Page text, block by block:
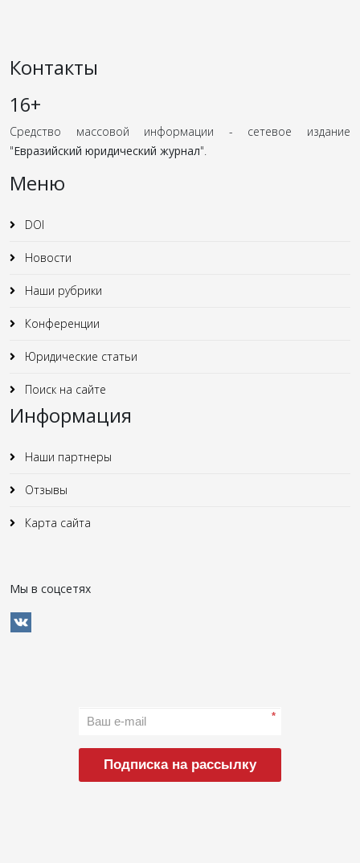
Контакты
16+
Средство массовой информации - сетевое издание
"Евразийский юридический журнал".
Меню
DOI
Новости
Наши рубрики
Конференции
Юридические статьи
Поиск на сайте
Информация
Наши партнеры
Отзывы
Карта сайта
Мы в соцсетях
*
Подписка на рассылку